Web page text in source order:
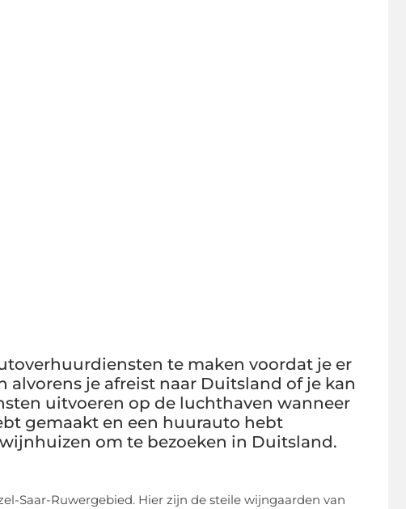
te maken voordat je er
je afreist naar Duitsland of je kan
uitvoeren op de luchthaven wanneer
gemaakt en een huurauto hebt
om te bezoeken in Duitsland.
Saar-Ruwergebied. Hier zijn de steile wijngaarden van